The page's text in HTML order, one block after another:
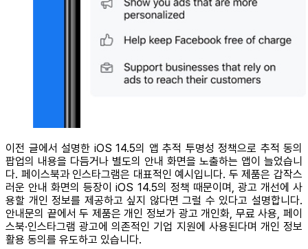
이전 글에서 설명한 iOS 14.5의 앱 추적 투명성 정책으로 추적 동의
팝업의 내용을 다듬거나 별도의 안내 화면을 노출하는 앱이 늘었습니
다. 페이스북과 인스타그램은 대표적인 예시입니다. 두 제품은 갑작스
러운 안내 화면의 등장이 iOS 14.5의 정책 때문이며, 광고 개선에 사
용할 개인 정보를 제공하고 싶지 않다면 그럴 수 있다고 설명합니다.
안내문의 끝에서 두 제품은 개인 정보가 광고 개인화, 무료 사용, 페이
스북·인스타그램 광고에 의존적인 기업 지원에 사용된다며 개인 정보
활용 동의를 유도하고 있습니다.